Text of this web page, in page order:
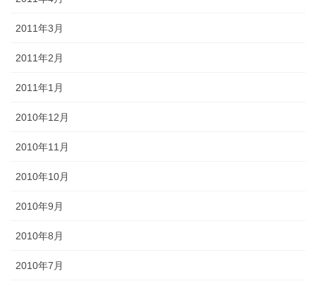
2011年3月
2011年2月
2011年1月
2010年12月
2010年11月
2010年10月
2010年9月
2010年8月
2010年7月